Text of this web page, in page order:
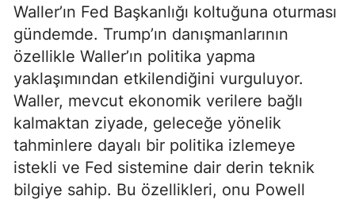
Waller’ın Fed Başkanlığı koltuğuna oturması
gündemde. Trump’ın danışmanlarının
özellikle Waller’ın politika yapma
yaklaşımından etkilendiğini vurguluyor.
Waller, mevcut ekonomik verilere bağlı
kalmaktan ziyade, geleceğe yönelik
tahminlere dayalı bir politika izlemeye
istekli ve Fed sistemine dair derin teknik
bilgiye sahip. Bu özellikleri, onu Powell